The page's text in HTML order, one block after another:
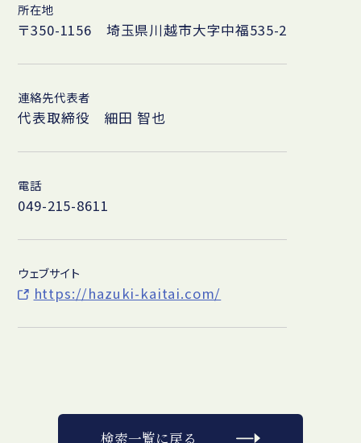
所在地
〒350-1156 埼玉県川越市大字中福535-2
連絡先代表者
代表取締役 細田 智也
電話
049-215-8611
ウェブサイト
https://hazuki-kaitai.com/
検索一覧に戻る